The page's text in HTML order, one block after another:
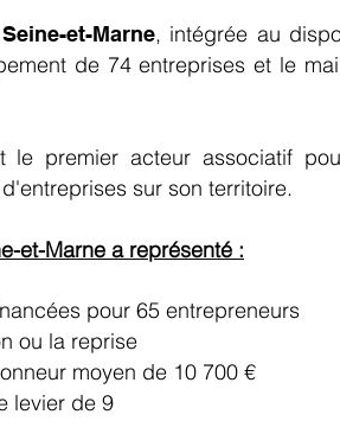
et-Marne, intégrée au
de 74 entreprises et le
premier acteur associatif
sur son territoire.
et-Marne a représenté :
pour 65 entrepreneurs
ou la reprise
moyen de 10 700 €
levier de 9